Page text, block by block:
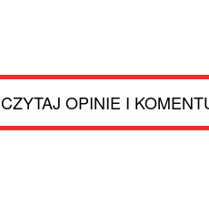
CZYTAJ OPINIE I